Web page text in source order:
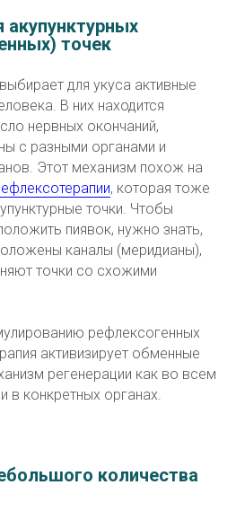
акупунктурных
точек
для укуса активные
В них находится
нервных окончаний,
с разными органами и
Этот механизм похож на
, которая тоже
точки. Чтобы
пиявок, нужно знать,
каналы (меридианы),
точки со схожими
рефлексогенных
активизирует обменные
регенерации как во всем
в конкретных органах.
количества